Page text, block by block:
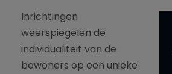
Inrichtingen
weerspiegelen de
individualiteit van de
bewoners op een unieke